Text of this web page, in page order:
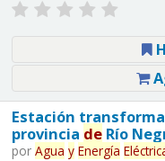
Estación
provincia deRío
por Agua y Energía